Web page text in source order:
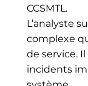
CCSMTL.
L’analyste
complexe
de service.
incidents